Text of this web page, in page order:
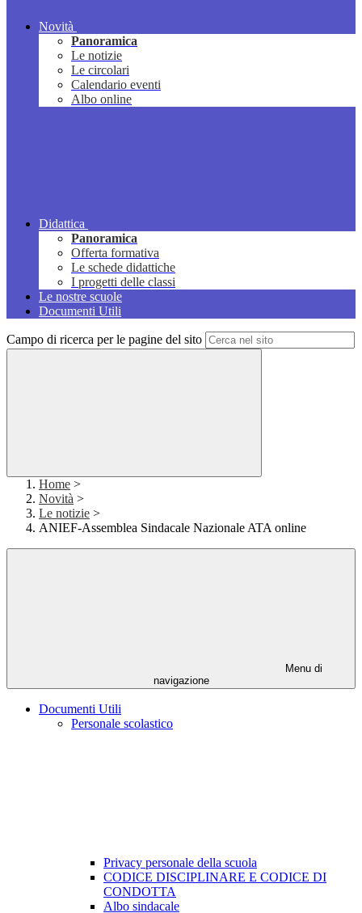
Novità
Panoramica
Le notizie
Le circolari
Calendario eventi
Albo online
Didattica
Panoramica
Offerta formativa
Le schede didattiche
I progetti delle classi
Le nostre scuole
Documenti Utili
Campo di ricerca per le pagine del sito
Home >
Novità >
Le notizie >
ANIEF-Assemblea Sindacale Nazionale ATA online
Menu di
navigazione
Documenti Utili
Personale scolastico
Privacy personale della scuola
CODICE DISCIPLINARE E CODICE DI
CONDOTTA
Albo sindacale